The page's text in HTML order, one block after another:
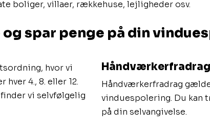
boliger, villaer, rækkehuse, lejligheder osv.
og spar penge på din
hvor vi
4., 8. eller 12.
finder vi selvfølgelig
​Håndværkerfradrag
vinduespolering. Du kan
på din selvangivelse.